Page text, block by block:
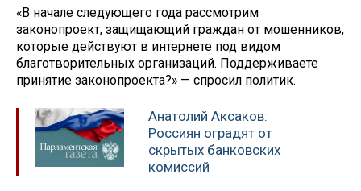
«В начале следующего года рассмотрим
законопроект, защищающий граждан от мошенников,
которые действуют в интернете под видом
благотворительных организаций. Поддерживаете
принятие законопроекта?» — спросил политик.
Анатолий Аксаков:
Россиян оградят от
скрытых банковских
комиссий